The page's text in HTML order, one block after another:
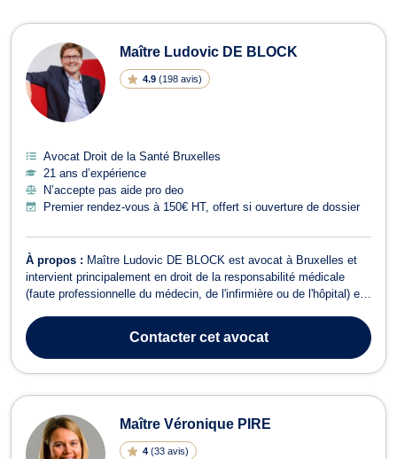
Avocats en Droit de la Santé à
Maître Ludovic DE BLOCK
4.9 (198 avis)
Avocat Droit de la Santé Bruxelles
21 ans d’expérience
N’accepte pas aide pro deo
Premier rendez-vous à 150€ HT, offert si ouverture de dossier
À propos : Maître Ludovic DE BLOCK est avocat à Bruxelles et
intervient principalement en droit de la responsabilité médicale
(faute professionnelle du médecin, de l'infirmière ou de l'hôpital) en
responsabilité médicale, l'avocat Ludovic DE BLOCK se charge
pour les vict...
Contactercet avocat
Maître Véronique PIRE
4 (33 avis)